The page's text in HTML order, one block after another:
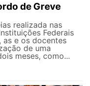
de Greve
realizada nas
Federais
as e os docentes
de uma
meses, como...